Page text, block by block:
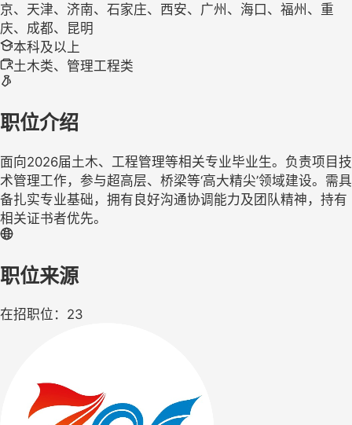
京、天津、济南、石家庄、西安、广州、海口、福州、重
庆、成都、昆明
本科及以上
土木类、管理工程类
职位介绍
面向2026届土木、工程管理等相关专业毕业生。负责项目技
术管理工作，参与超高层、桥梁等‘高大精尖’领域建设。需具
备扎实专业基础，拥有良好沟通协调能力及团队精神，持有
相关证书者优先。
职位来源
在招职位：23